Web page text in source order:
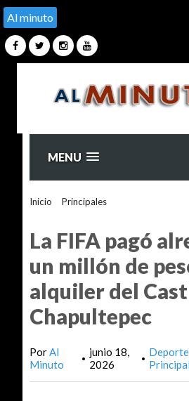
Al minuto
MENU
Inicio Principales>
La FIFA pagó
un millón de
alquiler del
Chapultepec
PorAl
Minuto
• junio 18,
2026
•